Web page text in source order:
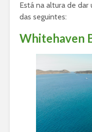
Está na altura de dar
das seguintes:
Whitehaven